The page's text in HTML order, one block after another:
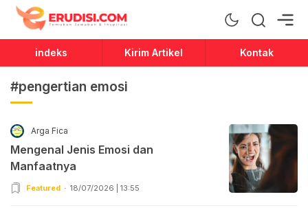
Erudisi
Temukan Jawaban dan Inspirasi
indeks Kirim Artikel Kontak
#pengertian emosi
Arga Fica
Mengenal Jenis Emosi dan
Manfaatnya
Featured 18/07/2026 | 13:55